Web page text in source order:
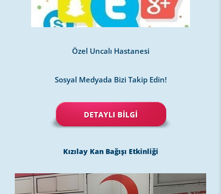
Özel Uncalı Hastanesi
Sosyal Medyada Bizi Takip Edin!
Kızılay Kan Bağışı Etkinliği